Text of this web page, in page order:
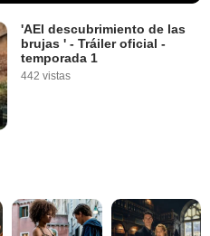
'AEl descubrimiento de las
brujas ' - Tráiler oficial -
temporada 1
442 vistas